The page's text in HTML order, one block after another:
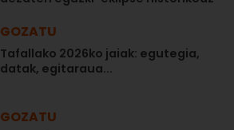
GOZATU
Tafallako 2026ko jaiak: egutegia,
datak, egitaraua...
GOZATU